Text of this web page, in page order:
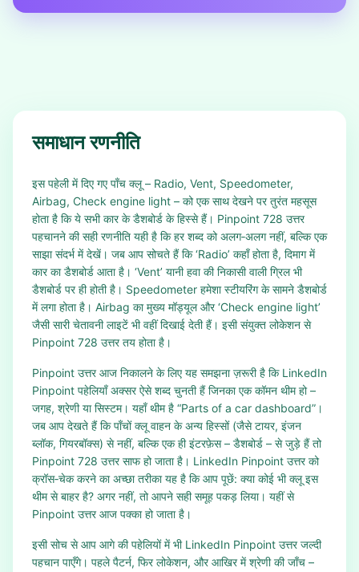
समाधान रणनीति
इस पहेली में दिए गए पाँच क्लू – Radio, Vent, Speedometer,
Airbag, Check engine light – को एक साथ देखने पर तुरंत महसूस
होता है कि ये सभी कार के डैशबोर्ड के हिस्से हैं। Pinpoint 728 उत्तर
पहचानने की सही रणनीति यही है कि हर शब्द को अलग‑अलग नहीं, बल्कि एक
साझा संदर्भ में देखें। जब आप सोचते हैं कि ‘Radio’ कहाँ होता है, दिमाग में
कार का डैशबोर्ड आता है। ‘Vent’ यानी हवा की निकासी वाली ग्रिल भी
डैशबोर्ड पर ही होती है। Speedometer हमेशा स्टीयरिंग के सामने डैशबोर्ड
में लगा होता है। Airbag का मुख्य मॉड्यूल और ‘Check engine light’
जैसी सारी चेतावनी लाइटें भी वहीं दिखाई देती हैं। इसी संयुक्त लोकेशन से
Pinpoint 728 उत्तर तय होता है।
Pinpoint उत्तर आज निकालने के लिए यह समझना ज़रूरी है कि LinkedIn
Pinpoint पहेलियाँ अक्सर ऐसे शब्द चुनती हैं जिनका एक कॉमन थीम हो –
जगह, श्रेणी या सिस्टम। यहाँ थीम है “Parts of a car dashboard”।
जब आप देखते हैं कि पाँचों क्लू वाहन के अन्य हिस्सों (जैसे टायर, इंजन
ब्लॉक, गियरबॉक्स) से नहीं, बल्कि एक ही इंटरफ़ेस – डैशबोर्ड – से जुड़े हैं तो
Pinpoint 728 उत्तर साफ हो जाता है। LinkedIn Pinpoint उत्तर को
क्रॉस‑चेक करने का अच्छा तरीका यह है कि आप पूछें: क्या कोई भी क्लू इस
थीम से बाहर है? अगर नहीं, तो आपने सही समूह पकड़ लिया। यहीं से
Pinpoint उत्तर आज पक्का हो जाता है।
इसी सोच से आप आगे की पहेलियों में भी LinkedIn Pinpoint उत्तर जल्दी
पहचान पाएँगे। पहले पैटर्न, फिर लोकेशन, और आखिर में श्रेणी की जाँच –